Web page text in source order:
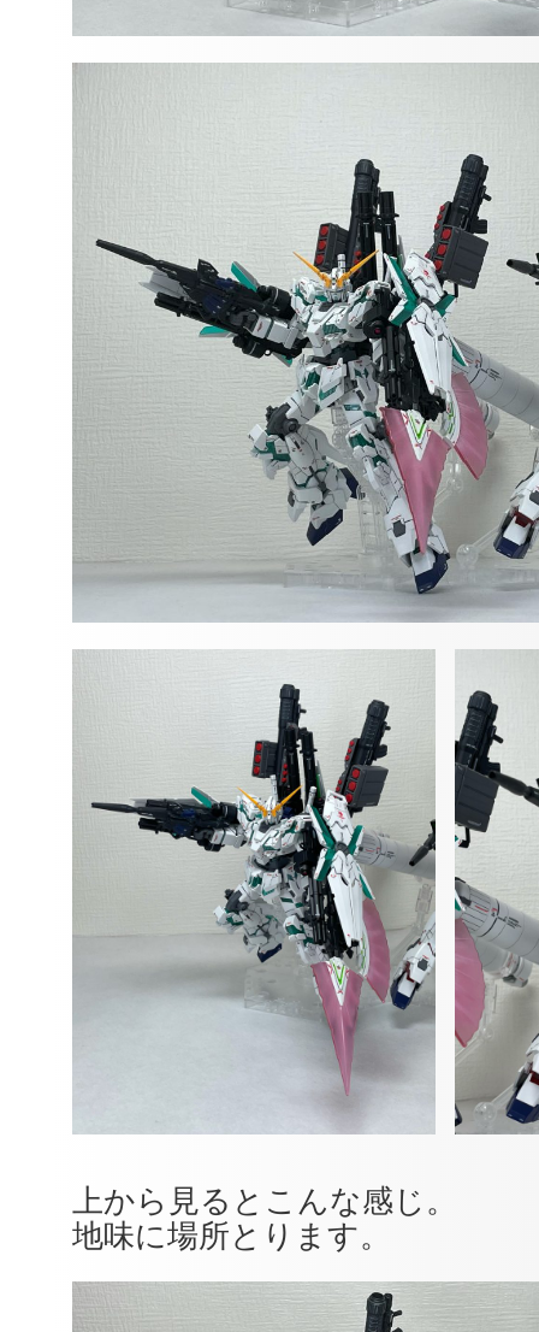
上から見るとこんな感じ。
地味に場所とります。